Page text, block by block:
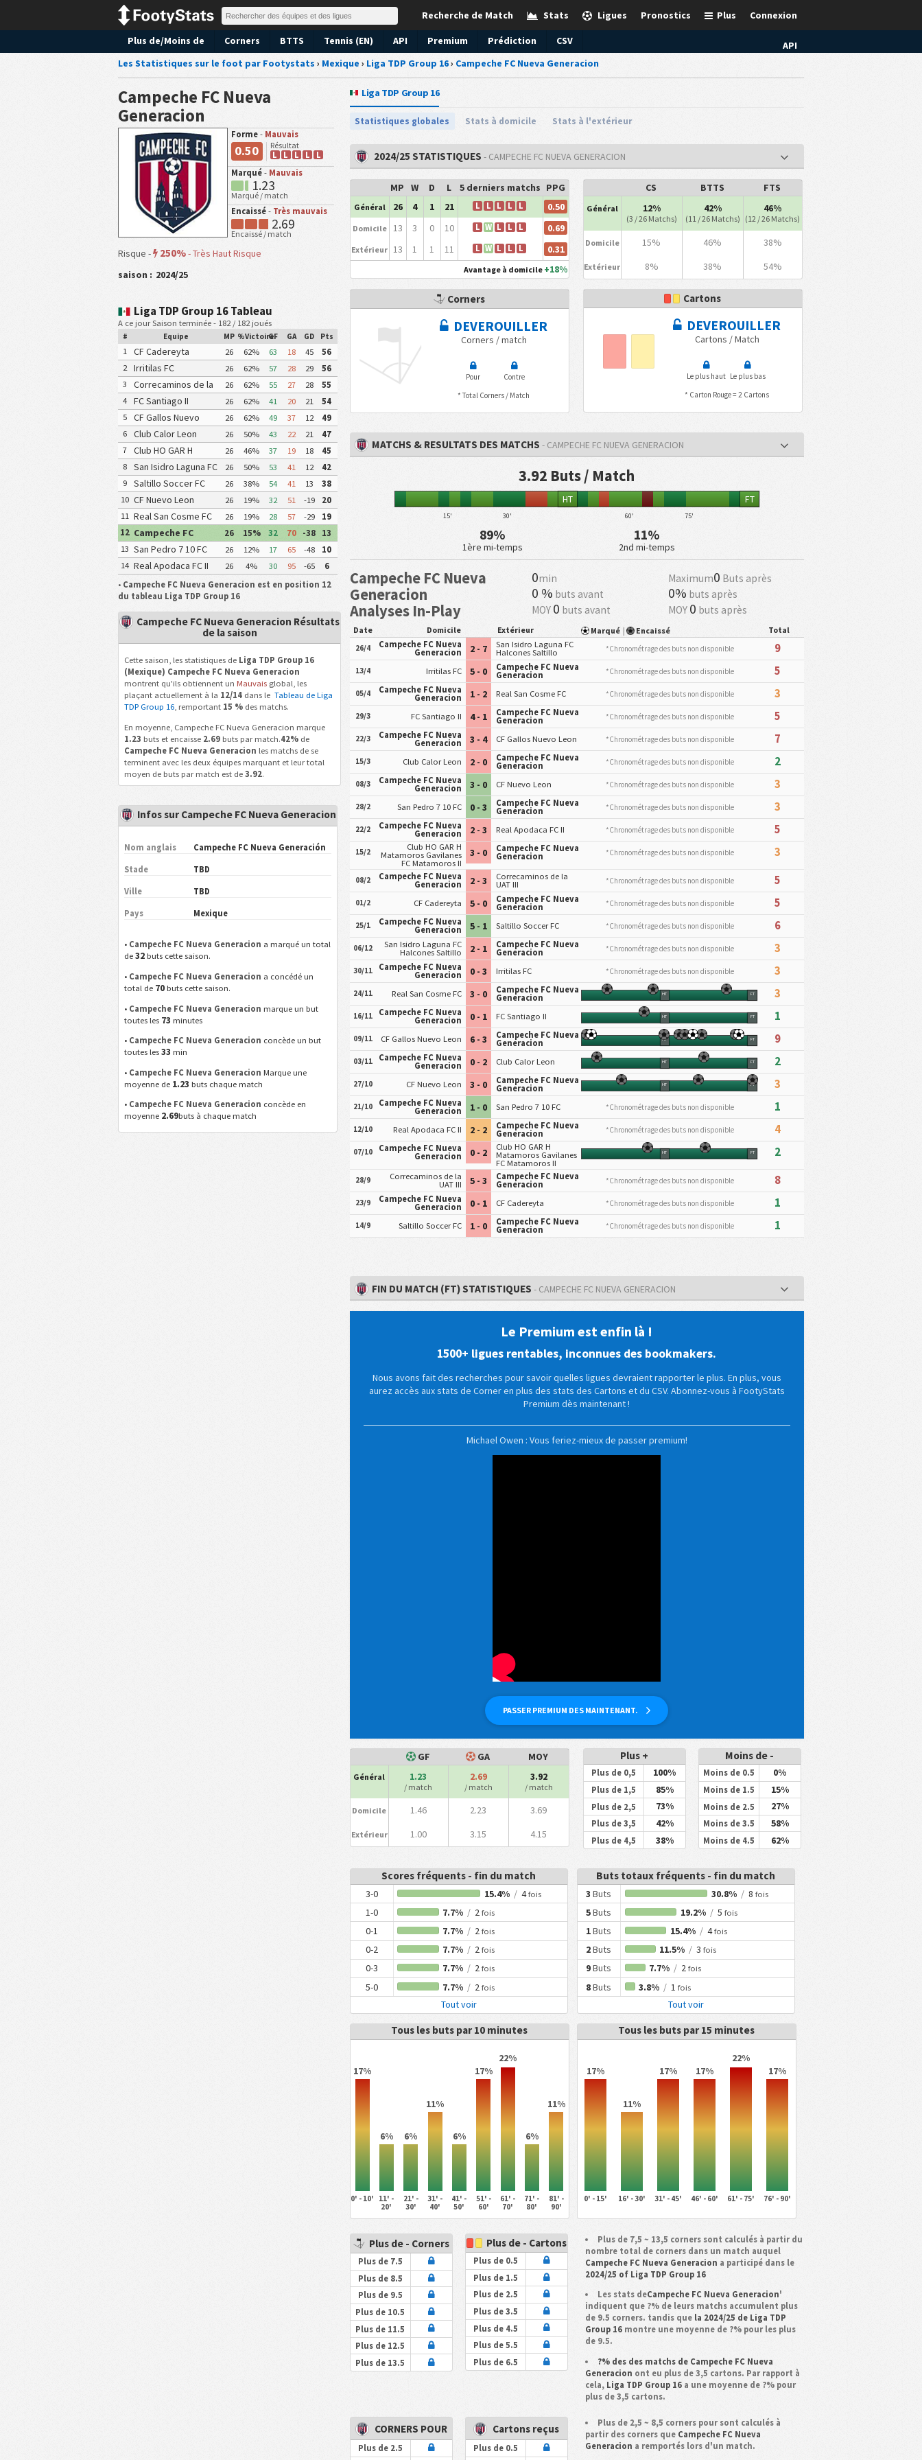
Connexion
Plus
Pronostics
Ligues
Stats
Recherche de Match
API
Plus de/Moins de Corners BTTS Tennis (EN) API Premium Prédiction
CSV
Les Statistiques sur le foot par Footystats › Mexique › Liga TDP Group 16› Campeche FC Nueva Generacion
Campeche FC Nueva
Generacion
Forme - Mauvais
0.50
Résultat
L
L L L
L
Marqué - Mauvais
1.23
Marqué / match
Encaissé - Très mauvais
2.69
Encaissé / match
Risque - 250%-Très Haut Risque
saison : 2024/25
Liga TDP Group 16 Tableau
A ce jour Saison terminée - 182 / 182 joués
# Equipe MP %VictoireGF GA GD Pts
1 CF Cadereyta 26 62% 63 18 45
56
2
Irritilas FC 26 62% 57 28 29
56
3
Correcaminos de la
UAT III
26 62% 55 27 28
55
4
FC Santiago II 26 62% 41 20 21
54
5
CF Gallos Nuevo
Leon
26 62% 49 37 12
49
6
Club Calor Leon 26 50% 43 22 21
47
7
Club HO GAR H
Matamoros Gavilanes
FC Matamoros II
26 46% 37 19 18
45
8
San Isidro Laguna FC
Halcones Saltillo
26 50% 53 41 12
42
9
Saltillo Soccer FC 26 38% 54 41 13
38
10 CF Nuevo Leon 26 19% 32 51 -19
20
11 Real San Cosme FC 26 19% 28 57 -29
19
12 Campeche FC
Nueva Generacion
26 15% 32 70 -38
13
13 San Pedro 7 10 FC 26 12% 17 65 -48
10
14 Real Apodaca FC II 26 4% 30 95 -65
6
• Campeche FC Nueva Generacion est en position 12
du tableau Liga TDP Group 16
Campeche FC Nueva Generacion Résultats
de la saison
Cette saison, les statistiques de Liga TDP Group 16
(Mexique) Campeche FC Nueva Generacion
montrent qu'ils obtiennent un Mauvaisglobal, les
plaçant actuellement à la 12/14dans le Tableau de Liga
TDP Group 16, remportant 15 %des matchs.
En moyenne, Campeche FC Nueva Generacion marque
1.23 buts et encaisse 2.69buts par match.42%de
Campeche FC Nueva Generacion les matchs de se
terminent avec les deux équipes marquant et leur total
moyen de buts par match est de 3.92.
Infos sur Campeche FC Nueva Generacion
Nom anglais Campeche FC Nueva Generación
Stade TBD
Ville TBD
Pays Mexique
• Campeche FC Nueva Generacion a marqué un total
de32 buts cette saison.
• Campeche FC Nueva Generacion a concédé un
total de 70 buts cette saison.
• Campeche FC Nueva Generacion marque un but
toutes les 73 minutes
• Campeche FC Nueva Generacion concède un but
toutes les33 min
• Campeche FC Nueva Generacion Marque une
moyenne de 1.23 buts chaque match
• Campeche FC Nueva Generacion concède en
moyenne 2.69buts à chaque match
Liga TDP Group 16
Statistiques globales Stats à domicile Stats à l'extérieur
2024/25 STATISTIQUES - CAMPECHE FC NUEVA GENERACION
MP W D L 5 derniers matchs PPG
Général 26 4 1 21 L L L L L 0.50
Domicile 13 3 0 10 L W L L L 0.69
Extérieur 13 1 1 11 L W L L L 0.31
Avantage à domicile +18%
CS BTTS FTS
Général 12%
(3 / 26 Matchs)
42%
(11 / 26 Matchs)
46%
(12 / 26 Matchs)
Domicile 15% 46% 38%
Extérieur 8% 38% 54%
Corners
DEVEROUILLER
Corners / match
Pour
Contre
* Total Corners / Match
Cartons
DEVEROUILLER
Cartons / Match
Le plus haut Le plus bas
* Carton Rouge = 2 Cartons
MATCHS & RESULTATS DES MATCHS - CAMPECHE FC NUEVA GENERACION
3.92 Buts / Match
15' 30'
HT
60' 75'
FT
89%
1ère mi-temps
11%
2nd mi-temps
Campeche FC Nueva
Generacion
Analyses In-Play
0min Maximum0 Buts après
0 % buts avant 0% buts après
MOY 0 buts avant MOY 0 buts après
Date Domicile Extérieur Marqué | Encaissé Total
26/4
Campeche FC Nueva
Generacion
2 - 7
San Isidro Laguna FC
Halcones Saltillo
*Chronométrage des buts non disponible 9
13/4 Irritilas FC 5 - 0
Campeche FC Nueva
Generacion
*Chronométrage des buts non disponible 5
05/4
Campeche FC Nueva
Generacion
1 - 2 Real San Cosme FC *Chronométrage des buts non disponible 3
29/3 FC Santiago II 4 - 1
Campeche FC Nueva
Generacion
*Chronométrage des buts non disponible 5
22/3
Campeche FC Nueva
Generacion
3 - 4 CF Gallos Nuevo Leon *Chronométrage des buts non disponible 7
15/3 Club Calor Leon 2 - 0
Campeche FC Nueva
Generacion
*Chronométrage des buts non disponible 2
08/3
Campeche FC Nueva
Generacion
3 - 0 CF Nuevo Leon *Chronométrage des buts non disponible 3
28/2 San Pedro 7 10 FC 0 - 3
Campeche FC Nueva
Generacion
*Chronométrage des buts non disponible 3
22/2
Campeche FC Nueva
Generacion
2 - 3 Real Apodaca FC II *Chronométrage des buts non disponible 5
15/2
Club HO GAR H
Matamoros Gavilanes
FC Matamoros II
3 - 0
Campeche FC Nueva
Generacion
*Chronométrage des buts non disponible 3
08/2
Campeche FC Nueva
Generacion
2 - 3
Correcaminos de la
UAT III
*Chronométrage des buts non disponible 5
01/2 CF Cadereyta 5 - 0
Campeche FC Nueva
Generacion
*Chronométrage des buts non disponible 5
25/1
Campeche FC Nueva
Generacion
5 - 1 Saltillo Soccer FC *Chronométrage des buts non disponible 6
06/12
San Isidro Laguna FC
Halcones Saltillo
2 - 1
Campeche FC Nueva
Generacion
*Chronométrage des buts non disponible 3
30/11
Campeche FC Nueva
Generacion
0 - 3 Irritilas FC *Chronométrage des buts non disponible 3
24/11 Real San Cosme FC 3 - 0
Campeche FC Nueva
Generacion
HT FT 3
16/11
Campeche FC Nueva
Generacion
0 - 1 FC Santiago II HT FT 1
09/11 CF Gallos Nuevo Leon 6 - 3
Campeche FC Nueva
Generacion
HT FT 9
03/11
Campeche FC Nueva
Generacion
0 - 2 Club Calor Leon HT FT 2
27/10 CF Nuevo Leon 3 - 0
Campeche FC Nueva
Generacion
HT FT 3
21/10
Campeche FC Nueva
Generacion
1 - 0 San Pedro 7 10 FC *Chronométrage des buts non disponible 1
12/10 Real Apodaca FC II 2 - 2
Campeche FC Nueva
Generacion
*Chronométrage des buts non disponible 4
07/10
Campeche FC Nueva
Generacion
0 - 2
Club HO GAR H
Matamoros Gavilanes
FC Matamoros II
HT FT 2
28/9
Correcaminos de la
UAT III
5 - 3
Campeche FC Nueva
Generacion
*Chronométrage des buts non disponible 8
23/9
Campeche FC Nueva
Generacion
0 - 1 CF Cadereyta *Chronométrage des buts non disponible 1
14/9 Saltillo Soccer FC 1 - 0
Campeche FC Nueva
Generacion
*Chronométrage des buts non disponible 1
FIN DU MATCH (FT) STATISTIQUES - CAMPECHE FC NUEVA GENERACION
Le Premium est enfin là !
1500+ ligues rentables, inconnues des bookmakers.
Nous avons fait des recherches pour savoir quelles ligues devraient rapporter le plus. En plus, vous
aurez accès aux stats de Corner en plus des stats des Cartons et du CSV. Abonnez-vous à FootyStats
Premium dès maintenant !
PASSER PREMIUM DES MAINTENANT.
Michael Owen : Vous feriez-mieux de passer premium!
GF GA MOY
Général 1.23
/ match
2.69
/ match
3.92
/ match
Domicile 1.46 2.23 3.69
Extérieur 1.00 3.15 4.15
Plus +
Plus de 0,5 100%
Plus de 1,5 85%
Plus de 2,5 73%
Plus de 3,5 42%
Plus de 4,5 38%
Moins de -
Moins de 0.5 0%
Moins de 1.5 15%
Moins de 2.5 27%
Moins de 3.5 58%
Moins de 4.5 62%
Scores fréquents - fin du match
3-0 15.4% /4fois
1-0 7.7% / 2fois
0-1 7.7% / 2fois
0-2 7.7% / 2fois
0-3 7.7% / 2fois
5-0 7.7% / 2fois
Tout voir
Buts totaux fréquents - fin du match
3Buts 30.8% /8 fois
5Buts 19.2% /5 fois
1Buts 15.4% /4fois
2Buts 11.5% / 3fois
9Buts 7.7% / 2fois
8Buts 3.8% / 1fois
Tout voir
Tous les buts par 10 minutes
17%
6% 6%
11%
6%
17%
22%
6%
11%
0' - 10'
11' -
20'
21' -
30'
31' -
40'
41' -
50'
51' -
60'
61' -
70'
71' -
80'
81' -
90'
Tous les buts par 15 minutes
17%
11%
17% 17%
22%
17%
0' - 15' 16' - 30' 31' - 45' 46' - 60' 61' - 75' 76' - 90'
Plus de - Corners
Plus de 7.5
Plus de 8.5
Plus de 9.5
Plus de 10.5
Plus de 11.5
Plus de 12.5
Plus de 13.5
Plus de - Cartons
Plus de 0.5
Plus de 1.5
Plus de 2.5
Plus de 3.5
Plus de 4.5
Plus de 5.5
Plus de 6.5
Plus de 7,5 ~ 13,5 corners sont calculés à partir du
nombre total de corners dans un match auquel
Campeche FC Nueva Generacion a participé dans le
2024/25 of Liga TDP Group 16
Les stats deCampeche FC Nueva Generacion'
indiquent que ?% de leurs matchs accumulent plus
de 9.5 corners. tandis que la 2024/25 de Liga TDP
Group 16 montre une moyenne de ?% pour les plus
de 9.5.
?% des des matchs de Campeche FC Nueva
Generacion ont eu plus de 3,5 cartons. Par rapport à
cela, Liga TDP Group 16 a une moyenne de ?% pour
plus de 3,5 cartons.
CORNERS POUR
Plus de 2.5
Cartons reçus
Plus de 0.5
Plus de 2,5 ~ 8,5 corners pour sont calculés à
partir des corners que Campeche FC Nueva
Generacion a remportés lors d'un match.